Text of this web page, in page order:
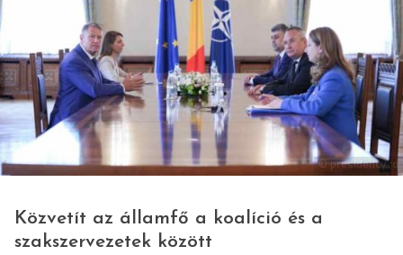
© presidency.ro
Közvetít az államfő a koalíció és a
szakszervezetek között